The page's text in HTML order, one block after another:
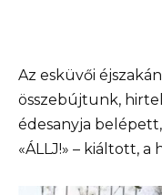
Az esküvői
összebújtunk,
édesanyja
«ÁLLJ!» – kiáltott,